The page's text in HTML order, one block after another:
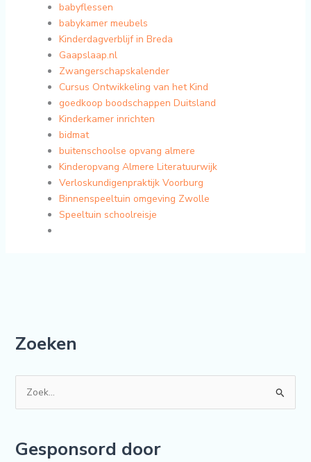
babyflessen
babykamer meubels
Kinderdagverblijf in Breda
Gaapslaap.nl
Zwangerschapskalender
Cursus Ontwikkeling van het Kind
goedkoop boodschappen Duitsland
Kinderkamer inrichten
bidmat
buitenschoolse opvang almere
Kinderopvang Almere Literatuurwijk
Verloskundigenpraktijk Voorburg
Binnenspeeltuin omgeving Zwolle
Speeltuin schoolreisje
Zoeken
o
k
Gesponsord door